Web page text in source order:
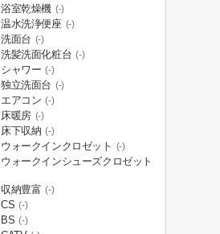
浴室乾燥機 (-)
温水洗浄便座 (-)
洗面台 (-)
洗髪洗面化粧台 (-)
シャワー (-)
独立洗面台 (-)
エアコン (-)
床暖房 (-)
床下収納 (-)
ウォークインクロゼット (-)
ウォークインシューズクロゼット
収納豊富 (-)
CS (-)
BS (-)